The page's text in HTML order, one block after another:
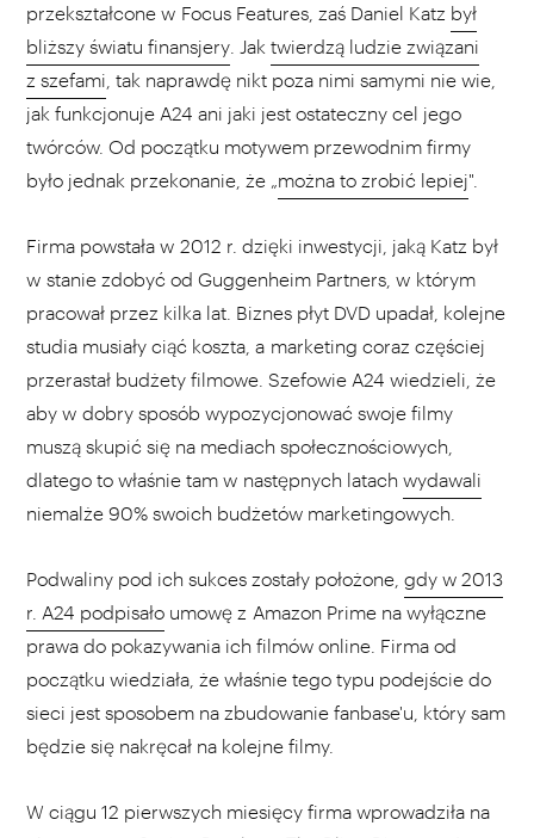
przekształcone w Focus Features, zaś Daniel Katz był
bliższy światu finansjery . Jak twierdzą ludzie związani
z szefami , tak naprawdę nikt poza nimi samymi nie wie,
jak funkcjonuje A24 ani jaki jest ostateczny cel jego
twórców. Od początku motywem przewodnim firmy
było jednak przekonanie, że „można to zrobić lepiej".
Firma powstała w 2012 r. dzięki inwestycji, jaką Katz był
w stanie zdobyć od Guggenheim Partners, w którym
pracował przez kilka lat. Biznes płyt DVD upadał, kolejne
studia musiały ciąć koszta, a marketing coraz częściej
przerastał budżety filmowe. Szefowie A24 wiedzieli, że
aby w dobry sposób wypozycjonować swoje filmy
muszą skupić się na mediach społecznościowych,
dlatego to właśnie tam w następnych latach wydawali
niemalże 90% swoich budżetów marketingowych.
Podwaliny pod ich sukces zostały położone, gdy w 2013
r. A24 podpisało umowę z Amazon Prime na wyłączne
prawa do pokazywania ich filmów online. Firma od
początku wiedziała, że właśnie tego typu podejście do
sieci jest sposobem na zbudowanie fanbase'u, który sam
będzie się nakręcał na kolejne filmy.
W ciągu 12 pierwszych miesięcy firma wprowadziła na